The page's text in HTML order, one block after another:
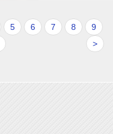
5 6 7 8
9
>